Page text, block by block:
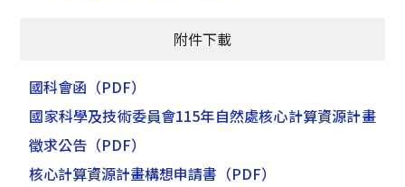
附件下載
國科會函 （PDF）
國家科學及技術委員會115年自然處核心計算資源計畫
徵求公告 （PDF）
核心計算資源計畫構想申請書 （PDF）